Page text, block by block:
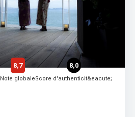
8,7
Note globale
8,0
Score d'authenticit&eacute;